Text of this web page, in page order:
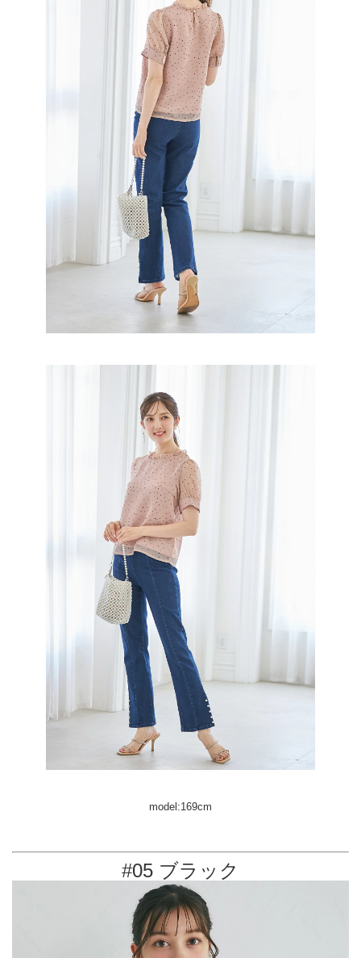
model:169cm
#05 ブラック